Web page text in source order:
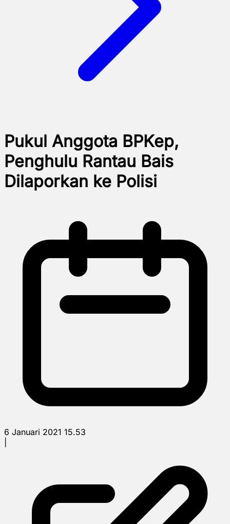
Pukul Anggota BPKep,
Penghulu Rantau Bais
Dilaporkan ke Polisi
6 Januari 2021 15.53